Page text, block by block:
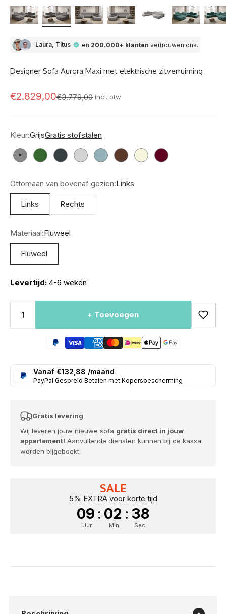
Laura, Titus en 200.000+ klanten vertrouwen ons.
Designer Sofa Aurora Maxi met elektrische zitverruiming
Aanbod
€2.829,00Normale prijs
€3.779,00 incl. btw
Kleur:GrijsGratis stofstalen
Grijs GroenAntracietLichtgrijsVintageblauw
Donkerbruin
BeigeBordeaux
Ottomaan van bovenaf gezien:Links
Links Rechts
Materiaal:Fluweel
Fluweel
Levertijd: 4-6 weken
+ Toevoegen
Vanaf €132,88 /maand
PayPal Gespreid Betalen met Kopersbescherming
Gratis levering
Wij leveren jouw nieuwe sofa gratis direct in jouw
appartement! Aanvullende diensten kunnen bij de kassa
worden bijgeboekt
SALE
5% EXTRA voor korte tijd
09 : 02 : 37
Uur Min Sec.